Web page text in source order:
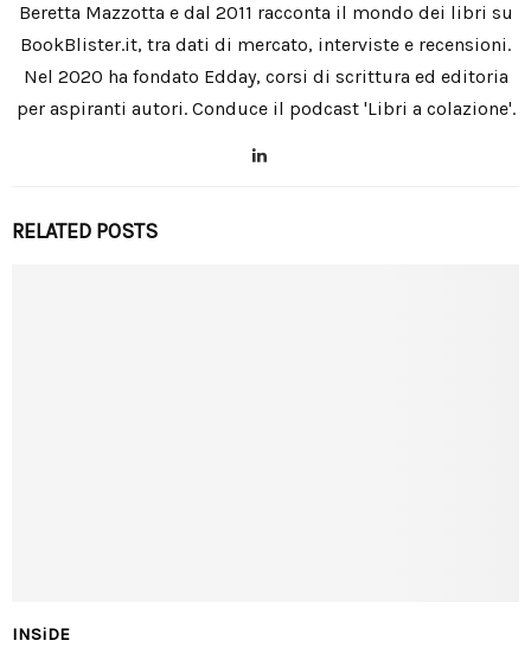
Beretta Mazzotta e dal 2011 racconta il mondo dei libri su
BookBlister.it, tra dati di mercato, interviste e recensioni.
Nel 2020 ha fondato Edday, corsi di scrittura ed editoria
per aspiranti autori. Conduce il podcast 'Libri a colazione'.
RELATED POSTS
INSiDE